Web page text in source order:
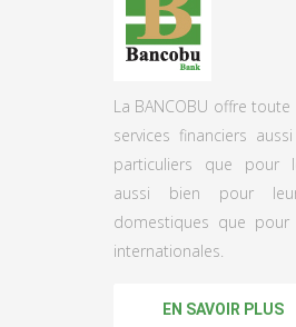
La BANCOBU offre
services financiers
particuliers que pour
aussi bien pour
domestiques que pour
internationales.
EN SAVOIR PLUS